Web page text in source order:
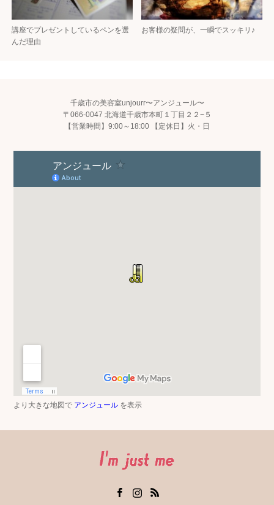
講座でプレゼントしているペンを選
んだ理由
お客様の疑問が、一瞬でスッキリ♪
千歳市の美容室unjourr〜アンジュール〜
〒066-0047 北海道千歳市本町１丁目２２−５
【営業時間】9:00～18:00 【定休日】火・日
より大きな地図で アンジュール を表示